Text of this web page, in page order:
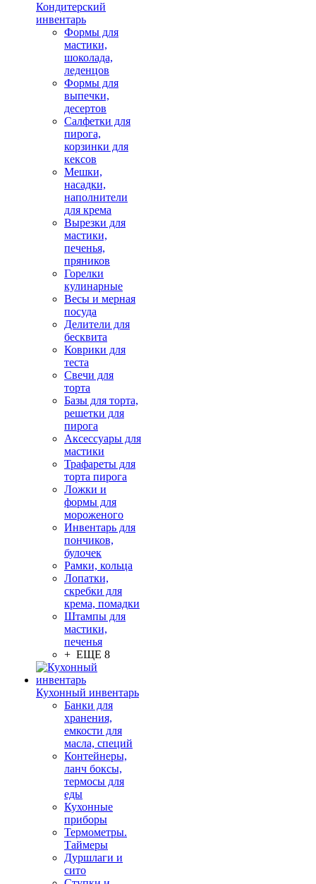
Кондитерский
инвентарь
Формы для
мастики,
шоколада,
леденцов
Формы для
выпечки,
десертов
Салфетки для
пирога,
корзинки для
кексов
Мешки,
насадки,
наполнители
для крема
Вырезки для
мастики,
печенья,
пряников
Горелки
кулинарные
Весы и мерная
посуда
Делители для
бесквита
Коврики для
теста
Свечи для
торта
Базы для торта,
решетки для
пирога
Аксессуары для
мастики
Трафареты для
торта пирога
Ложки и
формы для
мороженого
Инвентарь для
пончиков,
булочек
Рамки, кольца
Лопатки,
скребки для
крема, помадки
Штампы для
мастики,
печенья
+ ЕЩЕ 8
Кухонный инвентарь
Банки для
хранения,
емкости для
масла, специй
Контейнеры,
ланч боксы,
термосы для
еды
Кухонные
приборы
Термометры.
Таймеры
Дуршлаги и
сито